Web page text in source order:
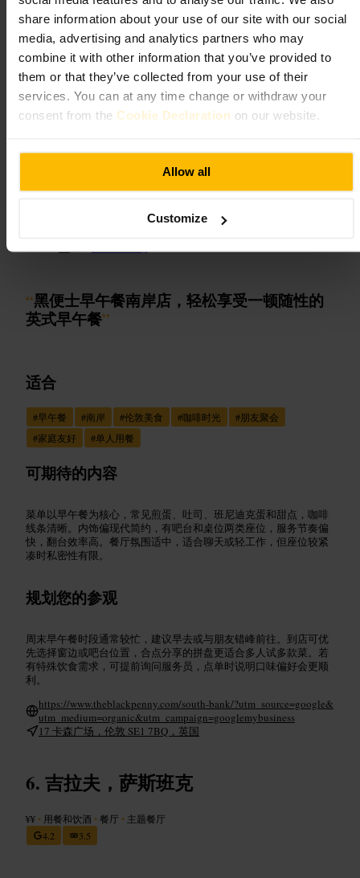
share information about your use of our site with our social
media, advertising and analytics partners who may
combine it with other information that you’ve provided to
them or that they’ve collected from your use of their
services. You can at any time change or withdraw your
consent from the Cookie Declaration on our website.
Allow all
Customize
想坐下就早去或避开午餐高峰，赶时间可以直接外带。和朋友来可
各点几款小食分着吃；需要工作空间时找窗边靠插座的位置。点单
3号单元, 达什伍德工作室, 118 瓦尔沃斯路, 伦敦 SE17 1JY, 英国
“黑便士早午餐南岸店，轻松享受一顿随性的
英式早午餐”
适合
#早午餐 #南岸 #伦敦美食 #咖啡时光 #朋友聚会
#家庭友好 #单人用餐
可期待的内容
菜单以早午餐为核心，常见煎蛋、吐司、班尼迪克蛋和甜点，咖啡
线条清晰。内饰偏现代简约，有吧台和桌位两类座位，服务节奏偏
快，翻台效率高。餐厅氛围适中，适合聊天或轻工作，但座位较紧
凑时私密性有限。
规划您的参观
周末早午餐时段通常较忙，建议早去或与朋友错峰前往。到店可优
先选择窗边或吧台位置，合点分享的拼盘更适合多人试多款菜。若
有特殊饮食需求，可提前询问服务员，点单时说明口味偏好会更顺
利。
https://www.theblackpenny.com/south-bank/?utm_source=google&
utm_medium=organic&utm_campaign=googlemybusiness
17 卡森广场，伦敦 SE1 7BQ，英国
吉拉夫，萨斯班克
¥¥ • 用餐和饮酒 •餐厅 • 主题餐厅
4.2
3.5